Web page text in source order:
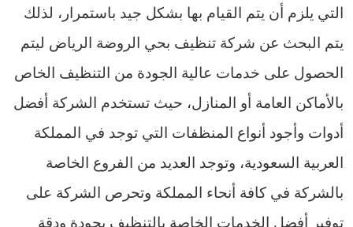
التي يلزم أن يتم القيام بها بشكل جيد باستمرار، لذلك
يتم البحث عن شركة تنظيف بحي الروضة الرياض ليتم
الحصول على خدمات عالية الجودة من التنظيف الخاص
بالأماكن العامة أو المنازل، حيث تستخدم الشركة أفضل
أدوات وأجود أنواع المنظفات التي توجد في المملكة
العربية السعودية، وتوجد العديد من الفروع الخاصة
بالشركة في كافة أنحاء المملكة وتحرص الشركة على
توفير أفضل الخدمات الخاصة بالتنظيف بجودة ودقة